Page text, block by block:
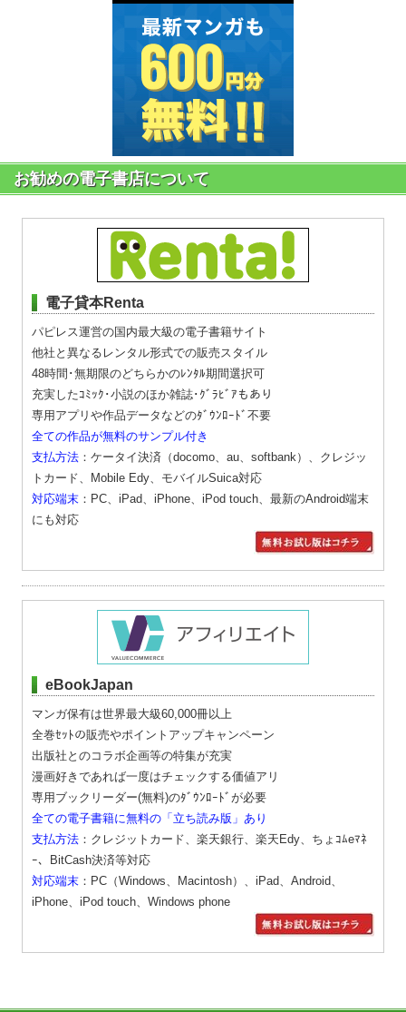
お勧めの電子書店について
電子貸本Renta
パピレス運営の国内最大級の電子書籍サイト
他社と異なるレンタル形式での販売スタイル
48時間･無期限のどちらかのﾚﾝﾀﾙ期間選択可
充実したｺﾐｯｸ･小説のほか雑誌･ｸﾞﾗﾋﾞｱもあり
専用アプリや作品データなどのﾀﾞｳﾝﾛｰﾄﾞ不要
全ての作品が無料のサンプル付き
支払方法 ：ケータイ決済（docomo、au、softbank）、クレジッ
トカード、Mobile Edy、モバイルSuica対応
対応端末 ：PC、iPad、iPhone、iPod touch、最新のAndroid端末
にも対応
eBookJapan
マンガ保有は世界最大級60,000冊以上
全巻ｾｯﾄの販売やポイントアップキャンペーン
出版社とのコラボ企画等の特集が充実
漫画好きであれば一度はチェックする価値アリ
専用ブックリーダー(無料)のﾀﾞｳﾝﾛｰﾄﾞが必要
全ての電子書籍に無料の「立ち読み版」あり
支払方法 ：クレジットカード、楽天銀行、楽天Edy、ちょｺﾑeﾏﾈ
ｰ、BitCash決済等対応
対応端末 ：PC（Windows、Macintosh）、iPad、Android、
iPhone、iPod touch、Windows phone